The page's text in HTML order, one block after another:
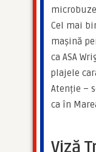
Cel mai
mașină
ca ASA
plajele
Atenție –
ca în
Viză